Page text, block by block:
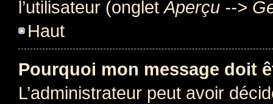
l’utilisateur (onglet Aperçu -->
Haut
Pourquoi mon message doit
L’administrateur peut avoir